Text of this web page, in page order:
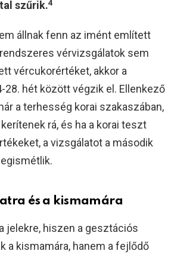
szűrik.4
állnak fenn az imént említett
vérvizsgálatok sem
vércukorértéket, akkor a
28. hét között végzik el. Ellenkező
a terhesség korai szakaszában,
rá, és ha a korai teszt
a vizsgálatot a második
és a kismamára
jelekre, hiszen a gesztációs
a kismamára, hanem a fejlődő